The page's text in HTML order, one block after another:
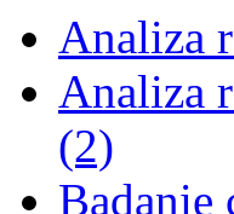
Analiza
Analiza
(2)
Badanie